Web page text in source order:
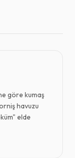
göre kumaş
havuzu
elde